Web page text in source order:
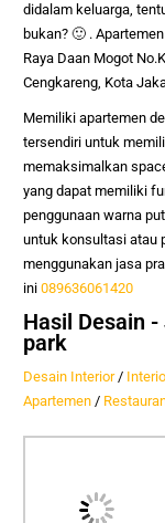
didalam keluarga,
bukan? 🙂 .
Raya Daan Mogot
Cengkareng, Kota
Memiliki apartemen
tersendiri untuk
memaksimalkan
yang dapat memiliki
penggunaan warna
untuk konsultasi atau
menggunakan jasa
ini089636061420
Hasil Desain
park
Desain Interior/
Apartemen /